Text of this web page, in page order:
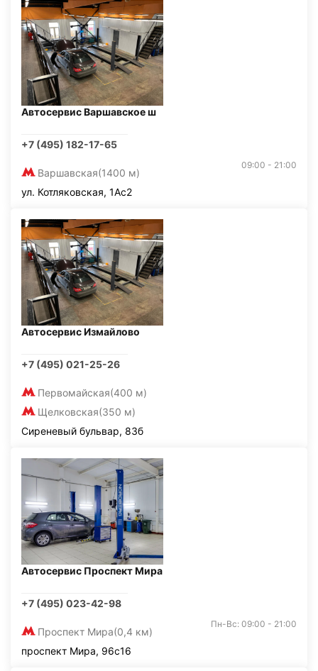
Автосервис Варшавское ш
+7 (495) 182-17-65
Варшавская(1400 м)
09:00 - 21:00
ул. Котляковская, 1Ас2
Автосервис Измайлово
+7 (495) 021-25-26
Первомайская(400 м)
Щелковская(350 м)
Сиреневый бульвар, 83б
Автосервис Проспект Мира
+7 (495) 023-42-98
Проспект Мира(0,4 км)
Пн-Вс: 09:00 - 21:00
проспект Мира, 96с16